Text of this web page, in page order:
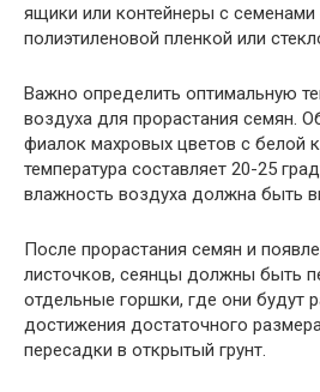
ящики или контейнеры с семенами
полиэтиленовой пленкой или
Важно определить оптимальную
воздуха для прорастания семян.
фиалок махровых цветов с белой
температура составляет 20-25
влажность воздуха должна быть
После прорастания семян и
листочков, сеянцы должны быть
отдельные горшки, где они будут
достижения достаточного
пересадки в открытый грунт.